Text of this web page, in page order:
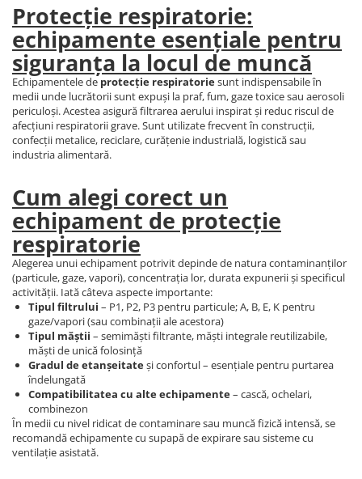
Protecție termică (frig)
Anti-vibrații
Protecție descărcări electrostatice
(ESD)
Electroizolante
Protecție specială
Riscuri minime
Mânecuțe (Cotiere)
CĂȘTI DE PROTECȚIE
PROTECȚIA OCHILOR
Ochelari de protecție
Măști și geamuri de sudură
Viziere
PROTECȚIE AUDITIVĂ
Antifoane externe
Antifoane externe clasice
Antifoane externe cu prindere pe
casca de protecție
Antifoane interne
Antifoane interne de unică
Protecție respiratorie:
echipamente esențiale pentru
siguranța la locul de muncă
Echipamentele de protecție respiratoriesunt indispensabile în
medii unde lucrătorii sunt expuși la praf, fum, gaze toxice sau aerosoli
periculoși. Acestea asigură filtrarea aerului inspirat și reduc riscul de
afecțiuni respiratorii grave. Sunt utilizate frecvent în construcții,
confecții metalice, reciclare, curățenie industrială, logistică sau
industria alimentară.
Cum alegi corect un
echipament de protecție
respiratorie
Alegerea unui echipament potrivit depinde de natura contaminanților
(particule, gaze, vapori), concentrația lor, durata expunerii și specificul
activității. Iată câteva aspecte importante:
Tipul filtrului – P1, P2, P3 pentru particule; A, B, E, K pentru
gaze/vapori (sau combinații ale acestora)
Tipul măștii – semimăști filtrante, măști integrale reutilizabile,
măști de unică folosință
Gradul de etanșeitateși confortul – esențiale pentru purtarea
îndelungată
Compatibilitatea cu alte echipamente– cască, ochelari,
combinezon
În medii cu nivel ridicat de contaminare sau muncă fizică intensă, se
recomandă echipamente cu supapă de expirare sau sisteme cu
ventilație asistată.